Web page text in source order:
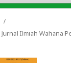
/
Jurnal Ilmiah Wahana